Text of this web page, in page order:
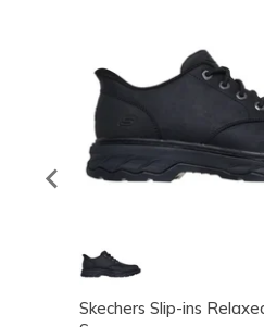
Skechers Slip-ins